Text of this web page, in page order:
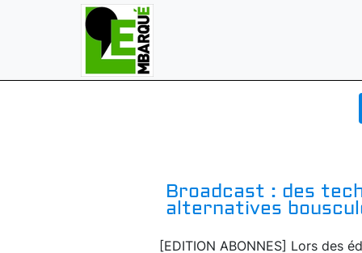
Broadcast : des
alternatives
[EDITION ABONNES] Lors des